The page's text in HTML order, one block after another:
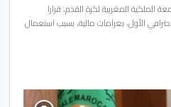
الملكية المغربية لكرة القدم، قرارا
الاحترافي الأول، بغرامات مالية، بسبب استعمال